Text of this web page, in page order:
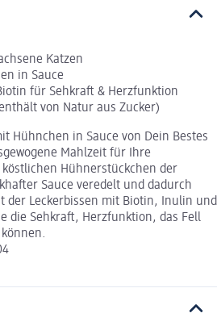
Katzen
in Sauce
für Sehkraft & Herzfunktion
von Natur aus Zucker)
Hühnchen in Sauce von Dein Bestes
Mahlzeit für Ihre
Hühnerstückchen der
Sauce veredelt und dadurch
der Leckerbissen mit Biotin, Inulin und
die Sehkraft, Herzfunktion, das Fell